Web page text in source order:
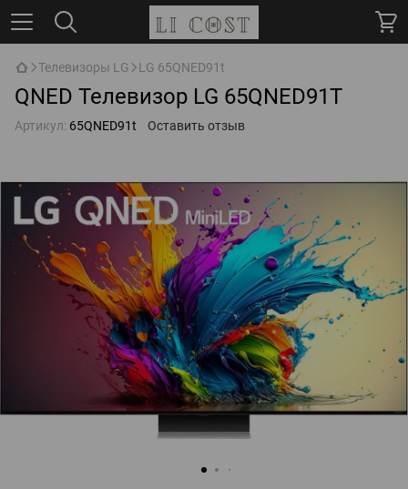
Телевизоры LG LG 65QNED91t
QNED Телевизор LG 65QNED91T
Артикул: 65QNED91t Оставить отзыв